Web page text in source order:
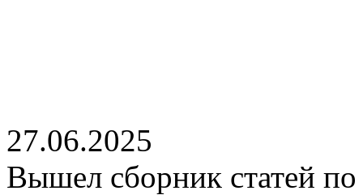
27.06.2025
Вышел сборник статей